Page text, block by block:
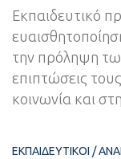
Εκπαιδευτικό
την πρόληψη
επιπτώσεις
κοινωνία και
ΕΚΠΑΙΔΕΥΤΙΚΟΊ /